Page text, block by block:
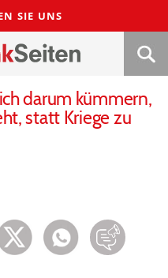
SIE UNS
darum kümmern,
statt Kriege zu